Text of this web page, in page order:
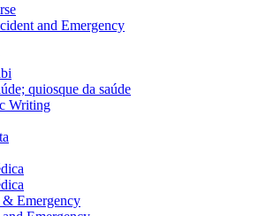
and Emergency
quiosque da saúde
Writing
Emergency